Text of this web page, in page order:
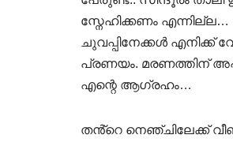
സ്നേഹിക്കണം
ചുവപ്പിനേക്കൾ എനിക്ക്
പ്രണയം. മരണത്തിന്
എന്റെ ആഗ്രഹം…
തൻ്റെ നെഞ്ചിലേക്ക്